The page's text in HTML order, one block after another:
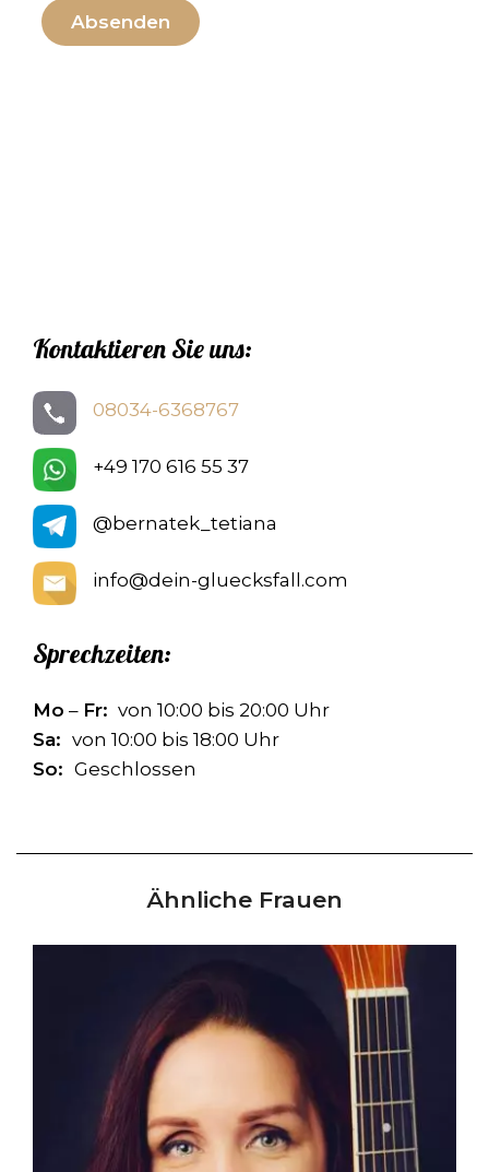
Kontaktieren Sie uns:
08034-6368767
+49 170 616 55 37
@bernatek_tetiana
info@dein-gluecksfall.com
Sprechzeiten:
Mo – Fr: von 10:00 bis 20:00 Uhr
Sa: von 10:00 bis 18:00 Uhr
So: Geschlossen
Ähnliche Frauen